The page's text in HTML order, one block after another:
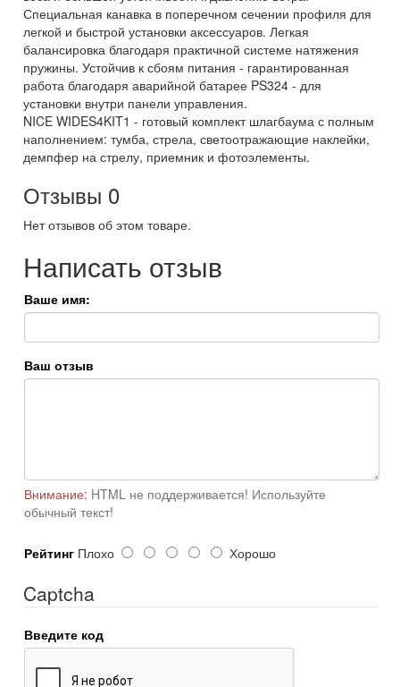
Специальная канавка в поперечном сечении профиля для
легкой и быстрой установки аксессуаров. Легкая
балансировка благодаря практичной системе натяжения
пружины. Устойчив к сбоям питания - гарантированная
работа благодаря аварийной батарее PS324 - для
установки внутри панели управления.
NICE WIDES4KIT1 - готовый комплект шлагбаума с полным
наполнением: тумба, стрела, светоотражающие наклейки,
демпфер на стрелу, приемник и фотоэлементы.
Отзывы 0
Нет отзывов об этом товаре.
Написать отзыв
Ваше имя:
Ваш отзыв
Внимание: HTML не поддерживается! Используйте
обычный текст!
Рейтинг Плохо Хорошо
Captcha
Введите код